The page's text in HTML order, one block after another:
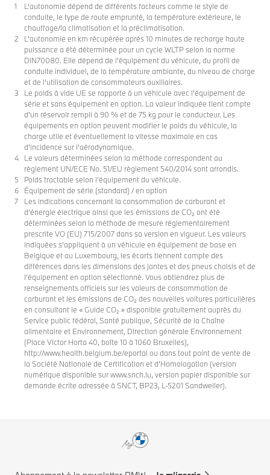
L’autonomie dépend de différents facteurs comme le style de
conduite, le type de route emprunté, la température extérieure, le
chauffage/la climatisation et la préclimatisation.
L’autonomie en km récupérée après 10 minutes de recharge haute
puissance a été déterminée pour un cycle WLTP selon la norme
DIN70080. Elle dépend de l'équipement du véhicule, du profil de
conduite individuel, de la température ambiante, du niveau de charge
et de l'utilisation de consommateurs auxiliaires.
Le poids à vide UE se rapporte à un véhicule avec l'équipement de
série et sans équipement en option. La valeur indiquée tient compte
d'un réservoir rempli à 90 % et de 75 kg pour le conducteur. Les
équipements en option peuvent modifier le poids du véhicule, la
charge utile et éventuellement la vitesse maximale en cas
d'incidence sur l'aérodynamique.
Le valeurs déterminées selon la méthode correspondent au
règlement UN/ECE No. 51/EU règlement 540/2014 sont arrondis.
Poids tractable selon l’équipement du véhicule.
Équipement de série (standard) / en option
Les indications concernant la consommation de carburant et
d'énergie électrique ainsi que les émissions de CO₂ ont été
déterminées selon la méthode de mesure réglementairement
prescrite VO (EU) 715/2007 dans sa version en vigueur. Les valeurs
indiquées s'appliquent à un véhicule en équipement de base en
Belgique et au Luxembourg, les écarts tiennent compte des
différences dans les dimensions des jantes et des pneus choisis et de
l’équipement en option sélectionné. Vous obtiendrez plus de
renseignements officiels sur les valeurs de consommation de
carburant et les émissions de CO₂ des nouvelles voitures particulières
en consultant le « Guide CO₂ » disponible gratuitement auprès du
Service public fédéral, Santé publique, Sécurité de la Chaîne
alimentaire et Environnement, Direction générale Environnement
(Place Victor Horta 40, boîte 10 à 1060 Bruxelles),
http://www.health.belgium.be/eportal ou dans tout point de vente de
la Société Nationale de Certification et d’Homologation (version
numérique disponible sur www.snch.lu, version papier disponible sur
demande écrite adressée à SNCT, BP23, L-5201 Sandweiler).